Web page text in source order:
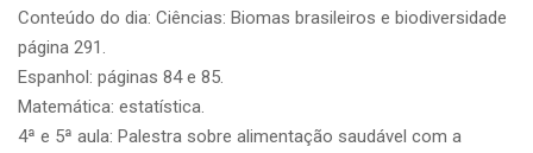
Conteúdo do dia: Ciências: Biomas brasileiros e biodiversidade
página 291.
Espanhol: páginas 84 e 85.
Matemática: estatística.
4ª e 5ª aula: Palestra sobre alimentação saudável com a